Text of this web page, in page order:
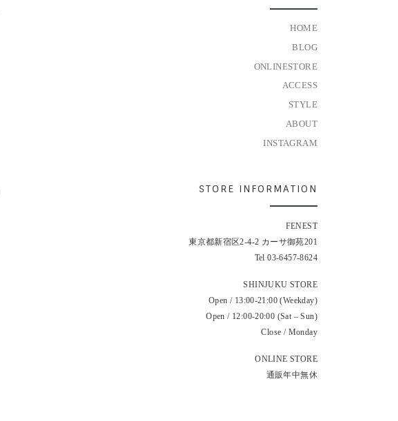
HOME
BLOG
ONLINESTORE
ACCESS
STYLE
ABOUT
INSTAGRAM
STORE INFORMATION
FENEST
東京都新宿区2-4-2 カーサ御苑201
Tel 03-6457-8624
SHINJUKU STORE
Open / 13:00-21:00 (Weekday)
Open / 12:00-20:00 (Sat – Sun)
Close / Monday
ONLINE STORE
通販年中無休